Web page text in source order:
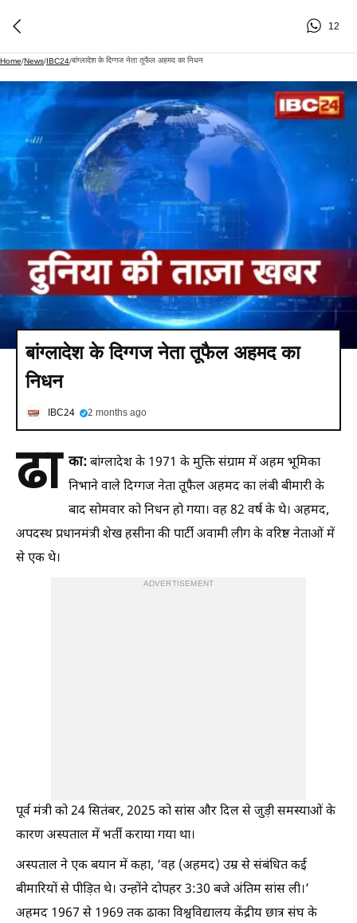
12
Home/News/IBC24/बांग्लादेश के दिग्गज नेता तूफैल अहमद का निधन
बांग्लादेश के दिग्गज नेता तूफैल अहमद का
निधन
IBC24 2 months ago
ढा का:बांग्लादेश के 1971 के मुक्ति संग्राम में अहम भूमिका
निभाने वाले दिग्गज नेता तूफैल अहमद का लंबी बीमारी के
बाद सोमवार को निधन हो गया। वह 82 वर्ष के थे। अहमद,
अपदस्थ प्रधानमंत्री शेख हसीना की पार्टी अवामी लीग के वरिष्ठ नेताओं में
से एक थे।
ADVERTISEMENT
पूर्व मंत्री को 24 सितंबर, 2025 को सांस और दिल से जुड़ी समस्याओं के
कारण अस्पताल में भर्ती कराया गया था।
अस्पताल ने एक बयान में कहा, ‘वह (अहमद) उम्र से संबंधित कई
बीमारियों से पीड़ित थे। उन्होंने दोपहर 3:30 बजे अंतिम सांस ली।’
अहमद 1967 से 1969 तक ढाका विश्वविद्यालय केंद्रीय छात्र संघ के